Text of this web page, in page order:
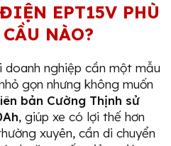
EPT15V PHÙ
NÀO?
doanh nghiệp cần một mẫu
gọn nhưng không muốn
bản Cường Thịnh sử
, giúp xe có lợi thế hơn
xuyên, cần di chuyển